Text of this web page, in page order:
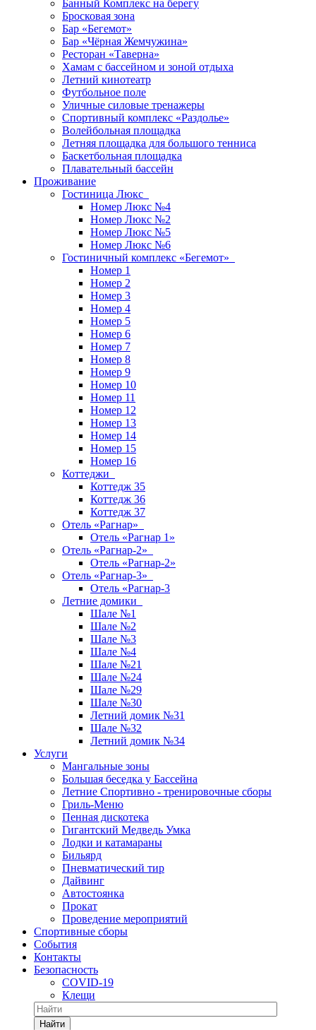
Банный Комплекс на берегу
Бросковая зона
Бар «Бегемот»
Бар «Чёрная Жемчужина»
Ресторан «Таверна»
Хамам с бассейном и зоной отдыха
Летний кинотеатр
Футбольное поле
Уличные силовые тренажеры
Спортивный комплекс «Раздолье»
Волейбольная площадка
Летняя площадка для большого тенниса
Баскетбольная площадка
Плавательный бассейн
Проживание
Гостиница Люкс
Номер Люкс №4
Номер Люкс №2
Номер Люкс №5
Номер Люкс №6
Гостиничный комплекс «Бегемот»
Номер 1
Номер 2
Номер 3
Номер 4
Номер 5
Номер 6
Номер 7
Номер 8
Номер 9
Номер 10
Номер 11
Номер 12
Номер 13
Номер 14
Номер 15
Номер 16
Коттеджи
Коттедж 35
Коттедж 36
Коттедж 37
Отель «Рагнар»
Отель «Рагнар 1»
Отель «Рагнар-2»
Отель «Рагнар-2»
Отель «Рагнар-3»
Отель «Рагнар-3
Летние домики
Шале №1
Шале №2
Шале №3
Шале №4
Шале №21
Шале №24
Шале №29
Шале №30
Летний домик №31
Шале №32
Летний домик №34
Услуги
Мангальные зоны
Большая беседка у Бассейна
Летние Спортивно - тренировочные сборы
Гриль-Меню
Пенная дискотека
Гигантский Медведь Умка
Лодки и катамараны
Бильярд
Пневматический тир
Дайвинг
Автостоянка
Прокат
Проведение мероприятий
Спортивные сборы
События
Контакты
Безопасность
COVID-19
Клещи
Найти